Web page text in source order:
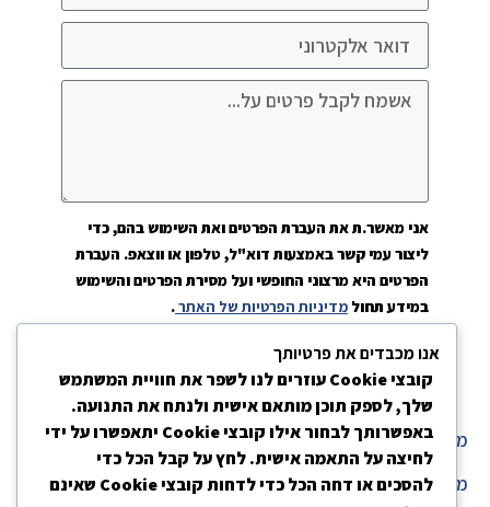
אני מאשר.ת את העברת הפרטים ואת השימוש בהם, כדי
ליצור עמי קשר באמצעות דוא"ל, טלפון או ווצאפ. העברת
הפרטים היא מרצוני החופשי ועל מסירת הפרטים והשימוש
במידע תחול מדיניות הפרטיות של האתר.
שלחו את הפרטים ונחזור אליכם בהקדם
מדיניות פרטיות
מפת אתר
אנו מכבדים את פרטיותך
קובצי Cookie עוזרים לנו לשפר את חוויית המשתמש
שלך, לספק תוכן מותאם אישית ולנתח את התנועה.
באפשרותך לבחור אילו קובצי Cookie יתאפשרו על ידי
לחיצה על התאמה אישית. לחץ על קבל הכל כדי
להסכים או דחה הכל כדי לדחות קובצי Cookie שאינם